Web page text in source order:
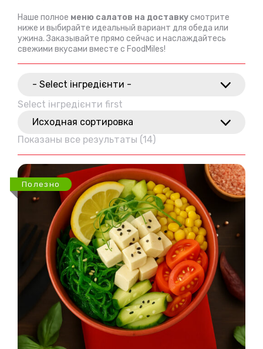
Наше полное меню салатов на доставкусмотрите
ниже и выбирайте идеальный вариант для обеда или
ужина. Заказывайте прямо сейчас и наслаждайтесь
свежими вкусами вместе с FoodMiles!
- Select інгредієнти -
Select інгредієнти first
Показаны все результаты (14)
Исходная сортировка
Полезно